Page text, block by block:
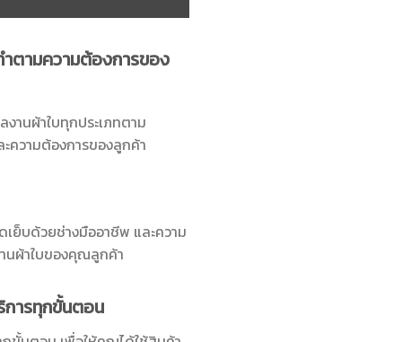
ตามความต้องการของ
านผ้าใบทุกประเภทตาม
ความต้องการของลูกค้า
ย็บด้วยช่างมืออาชีพ และความ
นผ้าใบของคุณลูกค้า
ารทุกขั้นตอน